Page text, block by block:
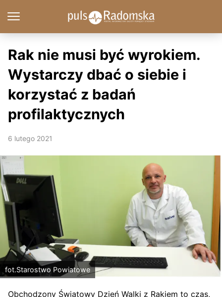
Rak nie musi być wyrokiem.
Wystarczy dbać o siebie i
korzystać z badań
profilaktycznych
6 lutego 2021
fot.Starostwo Powiatowe
Obchodzony Światowy Dzień Walki z Rakiem to czas,